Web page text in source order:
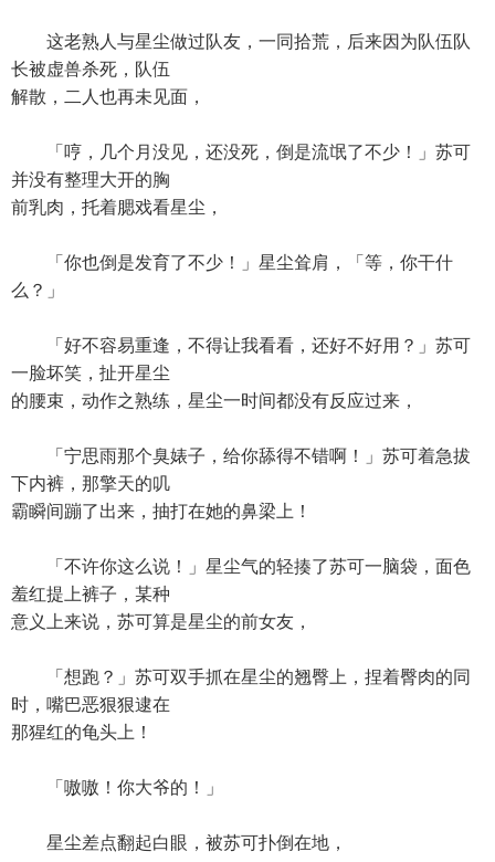
这老熟人与星尘做过队友，一同拾荒，后来因为队伍队
长被虚兽杀死，队伍
解散，二人也再未见面，
「哼，几个月没见，还没死，倒是流氓了不少！」苏可
并没有整理大开的胸
前乳肉，托着腮戏看星尘，
「你也倒是发育了不少！」星尘耸肩，「等，你干什
么？」
「好不容易重逢，不得让我看看，还好不好用？」苏可
一脸坏笑，扯开星尘
的腰束，动作之熟练，星尘一时间都没有反应过来，
「宁思雨那个臭婊子，给你舔得不错啊！」苏可着急拔
下内裤，那擎天的叽
霸瞬间蹦了出来，抽打在她的鼻梁上！
「不许你这么说！」星尘气的轻揍了苏可一脑袋，面色
羞红提上裤子，某种
意义上来说，苏可算是星尘的前女友，
「想跑？」苏可双手抓在星尘的翘臀上，捏着臀肉的同
时，嘴巴恶狠狠逮在
那猩红的龟头上！
「嗷嗷！你大爷的！」
星尘差点翻起白眼，被苏可扑倒在地，